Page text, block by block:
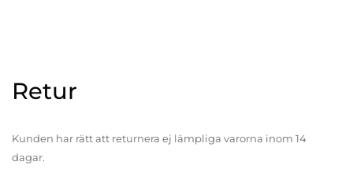
Retur
Kunden har rätt att returnera ej lämpliga varorna inom 14
dagar.